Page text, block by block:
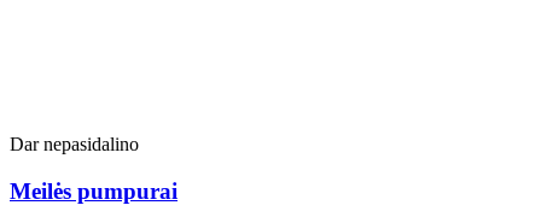
Dar nepasidalino
Meilės pumpurai